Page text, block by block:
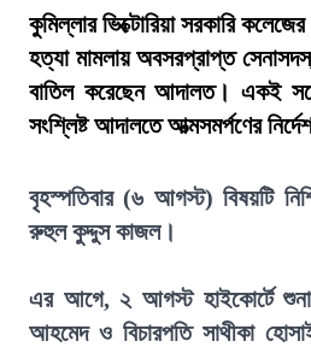
কুমিল্লার ভিক্টোরিয়া সরকারি কলেজের
হত্যা মামলায় অবসরপ্রাপ্ত
বাতিল করেছেন আদালত। একই
সংশ্লিষ্ট আদালতে আত্মসমর্পণের
বৃহস্পতিবার (৬ আগস্ট) বিষয়টি
রুহুল কুদ্দুস কাজল।
এর আগে, ২ আগস্ট হাইকোর্টে
আহমেদ ও বিচারপতি সাথীকা